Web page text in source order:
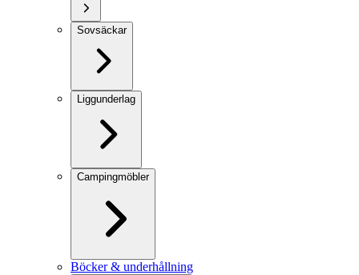
Sovsäckar
Liggunderlag
Campingmöbler
Böcker & underhållning